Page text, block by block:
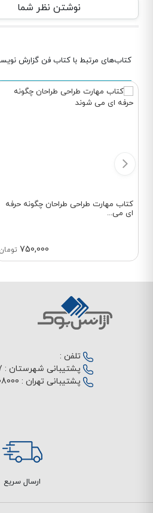
نوشتن نظر شما
کتاب‌های مرتبط با کتاب فن گزارش
کتاب مهارت طراحی طراحان چگونه حرفه
ای می...
750,000
تلفن :
پشتیبانی شهرستان :
پشتیبانی تهران :
ارسال سریع